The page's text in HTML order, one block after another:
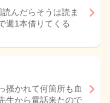
んだらそうは読ま
週1本借りてくる
掻かれて何箇所も血
生から電話来たので